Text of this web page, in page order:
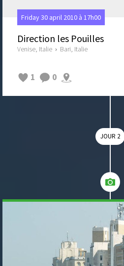
Friday 30 april 2010 à 17h00
Direction les Pouilles
Venise, Italie › Bari, Italie
1 0
JOUR 2